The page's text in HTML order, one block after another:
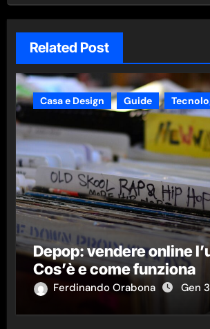
Related Post
Casa e Design Guide
Depop: vendere online
Cos’è e come funziona
Ferdinando Orabona Gen